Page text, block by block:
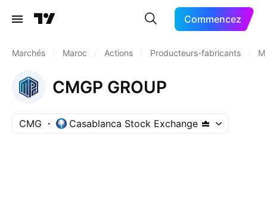
Commencez
Marchés Maroc Actions Producteurs-fabricants
CMGP GROUP
CMG Casablanca Stock Exchange